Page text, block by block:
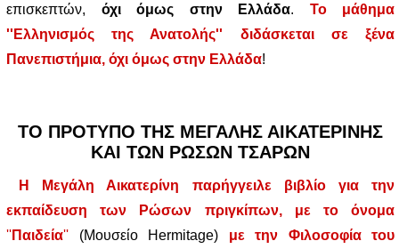
επισκεπτών, όχι όμως στην Ελλάδα. Το μάθημα
''Ελληνισμός της Ανατολής'' διδάσκεται σε ξένα
Πανεπιστήμια, όχι όμως στην Ελλάδα!
ΤΟ ΠΡΟΤΥΠΟ ΤΗΣ ΜΕΓΑΛΗΣ ΑΙΚΑΤΕΡΙΝΗΣ
ΚΑΙ ΤΩΝ ΡΩΣΩΝ ΤΣΑΡΩΝ
Η Μεγάλη Αικατερίνη παρήγγειλε βιβλίο για την
εκπαίδευση των Ρώσων πριγκίπων, με το όνομα
''Παιδεία'' (Μουσείο Hermitage) με την Φιλοσοφία του